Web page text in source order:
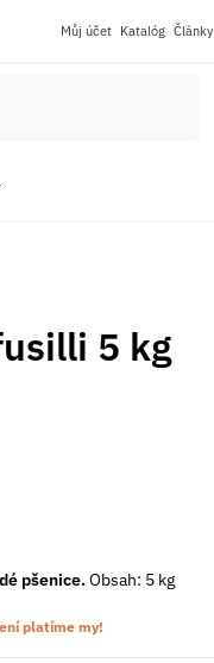
Můj účet Katalóg Články
5 kg
pšenice.Obsah: 5 kg
platíme my!